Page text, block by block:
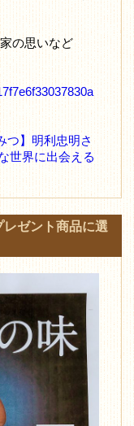
の思いなど
つ】明利忠明さ
世界に出会える
ゼント商品に選